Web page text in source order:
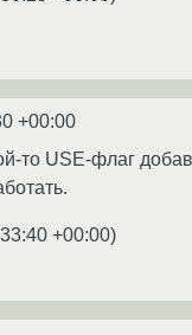
+00:00
то USE-флаг
+00:00)